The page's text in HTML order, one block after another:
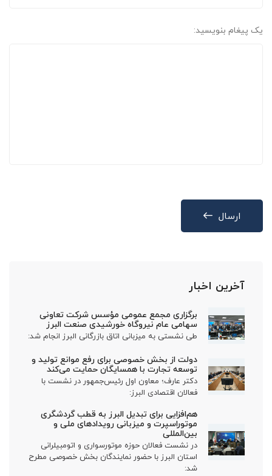
یک پیغام بنویسید:
ارسال
آخرین اخبار
برگزاری مجمع عمومی مؤسس شرکت تعاونی
سهامی عام نیروگاه خورشیدی صنعت البرز
طی نشستی به میزبانی اتاق بازرگانی البرز انجام شد:
دولت از بخش خصوصی برای رفع موانع تولید و
توسعه تجارت با همسایگان حمایت می‌کند
دکتر عارف؛ معاون اول رئیس‌جمهور در نشست با
فعالان اقتصادی البرز:
هم‌افزایی برای تبدیل البرز به قطب گردشگری
موتوراسپرت و میزبانی رویدادهای ملی و
بین‌المللی
در نشست فعالان حوزه موتورسواری و اتومبیلرانی
استان البرز با حضور نمایندگان بخش خصوصی مطرح
شد: